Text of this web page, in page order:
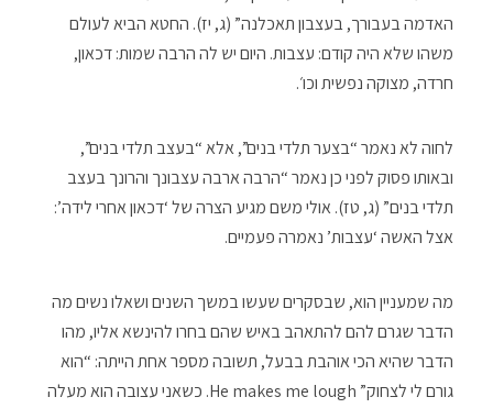
האדמה בעבורך, בעצבון תאכלנה” (ג, יז). החטא הביא לעולם
משהו שלא היה קודם: עצבות. היום יש לה הרבה שמות: דכאון,
חרדה, מצוקה נפשית וכו׳.
לחוה לא נאמר “בצער תלדי בנים”, אלא “בעצב תלדי בנים”,
ובאותו פסוק לפני כן נאמר “הרבה ארבה עצבונך והרונך בעצב
תלדי בנים” (ג, טז). אולי משם מגיע הצרה של ‘דכאון אחרי לידה’:
אצל האשה ‘עצבות’ נאמרה פעמיים.
מה שמעניין הוא, שבסקרים שעשו במשך השנים ושאלו נשים מה
הדבר שגרם להם להתאהב באיש שהם בחרו להינשא אליו, מהו
הדבר שהיא הכי אוהבת בבעל, תשובה מספר אחת הייתה: “הוא
גורם לי לצחוק” He makes me lough. כשאני עצובה הוא מעלה